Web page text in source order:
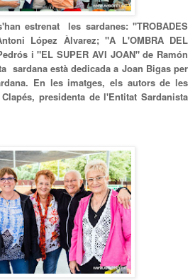
estrenat les sardanes: "TROBADES
López Àlvarez; "A L'OMBRA DEL
i "EL SUPER AVI JOAN" de Ramón
sardana està dedicada a Joan Bigas per
En les imatges, els autors de les
presidenta de l'Entitat Sardanista